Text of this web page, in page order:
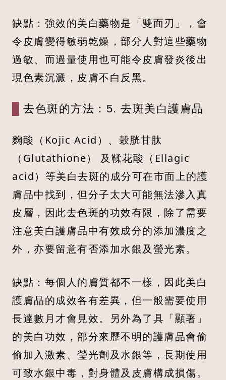
缺點：強效的美白藥物是「雙面刃」，會
令皮膚變得敏弱乾燥，部分人對這些藥物
過敏、而過量使用也可能令皮膚發炎後出
現色素沉澱，皮膚不白反黑。
去色斑的方法：5. 去斑美白護膚品
麴酸（Kojic Acid）、穀胱甘肽
（Glutathione） 及鞣花酸（Ellagic
acid）等美白去斑的成分可在市面上的護
膚品中找到，但分子太大可能無法滲入真
皮層，因此去色斑的功效有限，除了需要
注意美白護膚品中有效成分的添加濃度之
外，亦要留意有否添加水銀及螢光素。
缺點：每個人的膚質都不一樣，因此美白
護膚品的成效各有差異，但一般需要使用
長達數月才會見效。另外為了具「顯著」
的美白功效，部分來歷不明的護膚品會偷
偷加入激素、瑩光劑及水銀等，長期使用
可致水銀中毒，對身體及皮膚構成損傷。